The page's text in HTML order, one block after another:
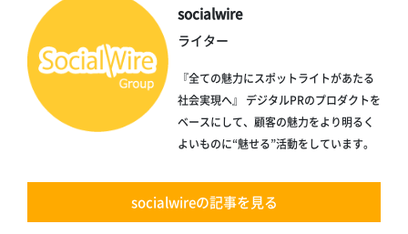
socialwire
ライター
『全ての魅力にスポットライトがあたる
社会実現へ』 デジタルPRのプロダクトを
ベースにして、顧客の魅力をより明るく
よいものに“魅せる”活動をしています。
socialwireの記事を見る